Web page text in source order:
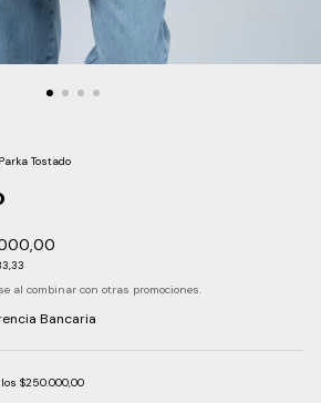
Parka Tostado
al combinar con otras promociones.
Bancaria
$250.000,00